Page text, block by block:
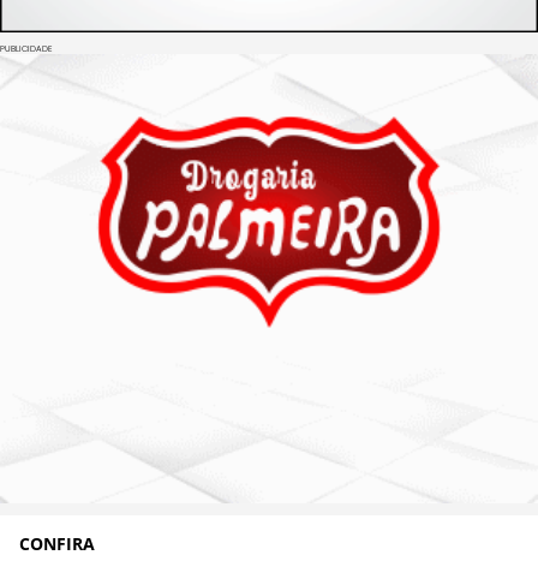
PUBLICIDADE
CONFIRA